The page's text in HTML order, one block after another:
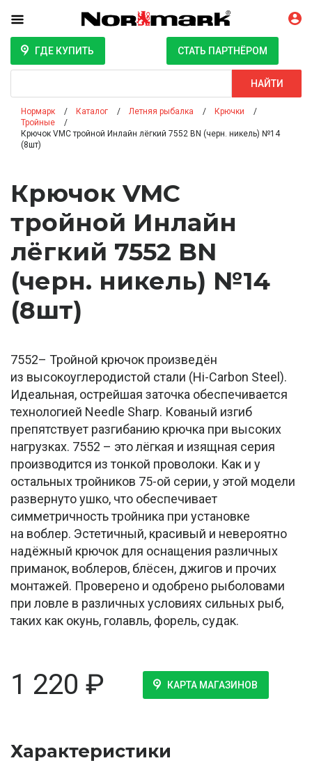
ГДЕ КУПИТЬ СТАТЬ ПАРТНЁРОМ
НАЙТИ
Нормарк Каталог Летняя рыбалка
Крючки
Тройные
Крючок VMC тройной Инлайн лёгкий 7552 BN (черн. никель) №14
(8шт)
Крючок VMC
тройной Инлайн
лёгкий 7552 BN
(черн. никель) №14
(8шт)
7552– Тройной крючок произведён
из высокоуглеродистой стали (Hi-Carbon Steel).
Идеальная, острейшая заточка обеспечивается
технологией Needle Sharp. Кованый изгиб
препятствует разгибанию крючка при высоких
нагрузках. 7552 – это лёгкая и изящная серия
производится из тонкой проволоки. Как и у
остальных тройников 75-ой серии, у этой модели
развернуто ушко, что обеспечивает
симметричность тройника при установке
на воблер. Эстетичный, красивый и невероятно
надёжный крючок для оснащения различных
приманок, воблеров, блёсен, джигов и прочих
монтажей. Проверено и одобрено рыболовами
при ловле в различных условиях сильных рыб,
таких как окунь, голавль, форель, судак.
1 220 ₽ КАРТА МАГАЗИНОВ
Характеристики